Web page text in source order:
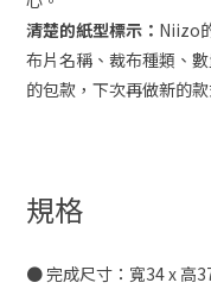
清楚的紙型標示： Niizo
布片名稱、裁布種類、
的包款，下次再做新的
規格
● 完成尺寸：寬34 x 高